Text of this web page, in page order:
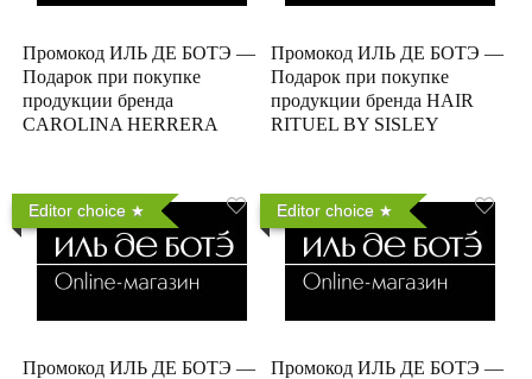
Промокод ИЛЬ ДЕ БОТЭ —
Подарок при покупке
продукции бренда
CAROLINA HERRERA
Промокод ИЛЬ ДЕ БОТЭ —
Подарок при покупке
продукции бренда HAIR
RITUEL BY SISLEY
Editor choice
Промокод ИЛЬ ДЕ БОТЭ —
Editor choice
Промокод ИЛЬ ДЕ БОТЭ —